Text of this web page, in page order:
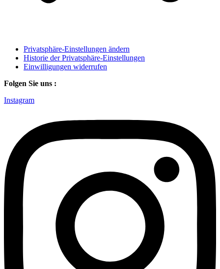
Privatsphäre-Einstellungen ändern
Historie der Privatsphäre-Einstellungen
Einwilligungen widerrufen
Folgen Sie uns :
Instagram